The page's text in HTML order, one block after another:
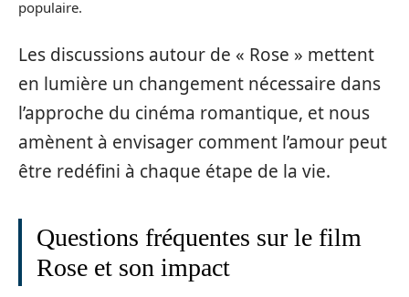
populaire.
Les discussions autour de « Rose » mettent
en lumière un changement nécessaire dans
l’approche du cinéma romantique, et nous
amènent à envisager comment l’amour peut
être redéfini à chaque étape de la vie.
Questions fréquentes sur le film
Rose et son impact